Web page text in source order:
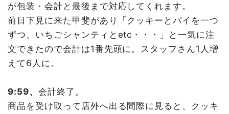
が包装・会計と最後まで対応してくれます。
前日下見に来た甲斐があり「クッキーとパイを一つ
ずつ、いちごシャンティとetc・・・」と一気に注
文できたので会計は1番先頭に。スタッフさん1人増
えて6人に。
9:59、 会計終了。
商品を受け取って店外へ出る間際に見ると、クッキ